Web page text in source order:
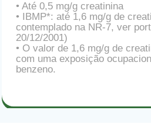
• Até 0,5 mg/g creatinina
• IBMP*: até 1,6 mg/g de
contemplado na NR-7, ver
20/12/2001)
• O valor de 1,6 mg/g de
com uma exposição
benzeno.